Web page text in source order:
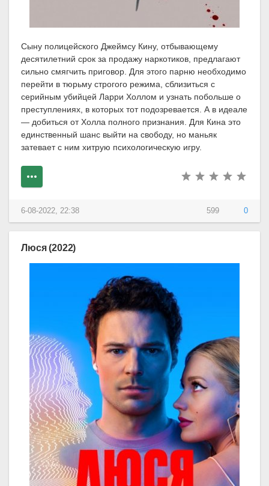
Сыну полицейского Джеймсу Кину, отбывающему
десятилетний срок за продажу наркотиков, предлагают
сильно смягчить приговор. Для этого парню необходимо
перейти в тюрьму строгого режима, сблизиться с
серийным убийцей Ларри Холлом и узнать побольше о
преступлениях, в которых тот подозревается. А в идеале
— добиться от Холла полного признания. Для Кина это
единственный шанс выйти на свободу, но маньяк
затевает с ним хитрую психологическую игру.
599 0
6-08-2022, 22:38
Люся (2022)